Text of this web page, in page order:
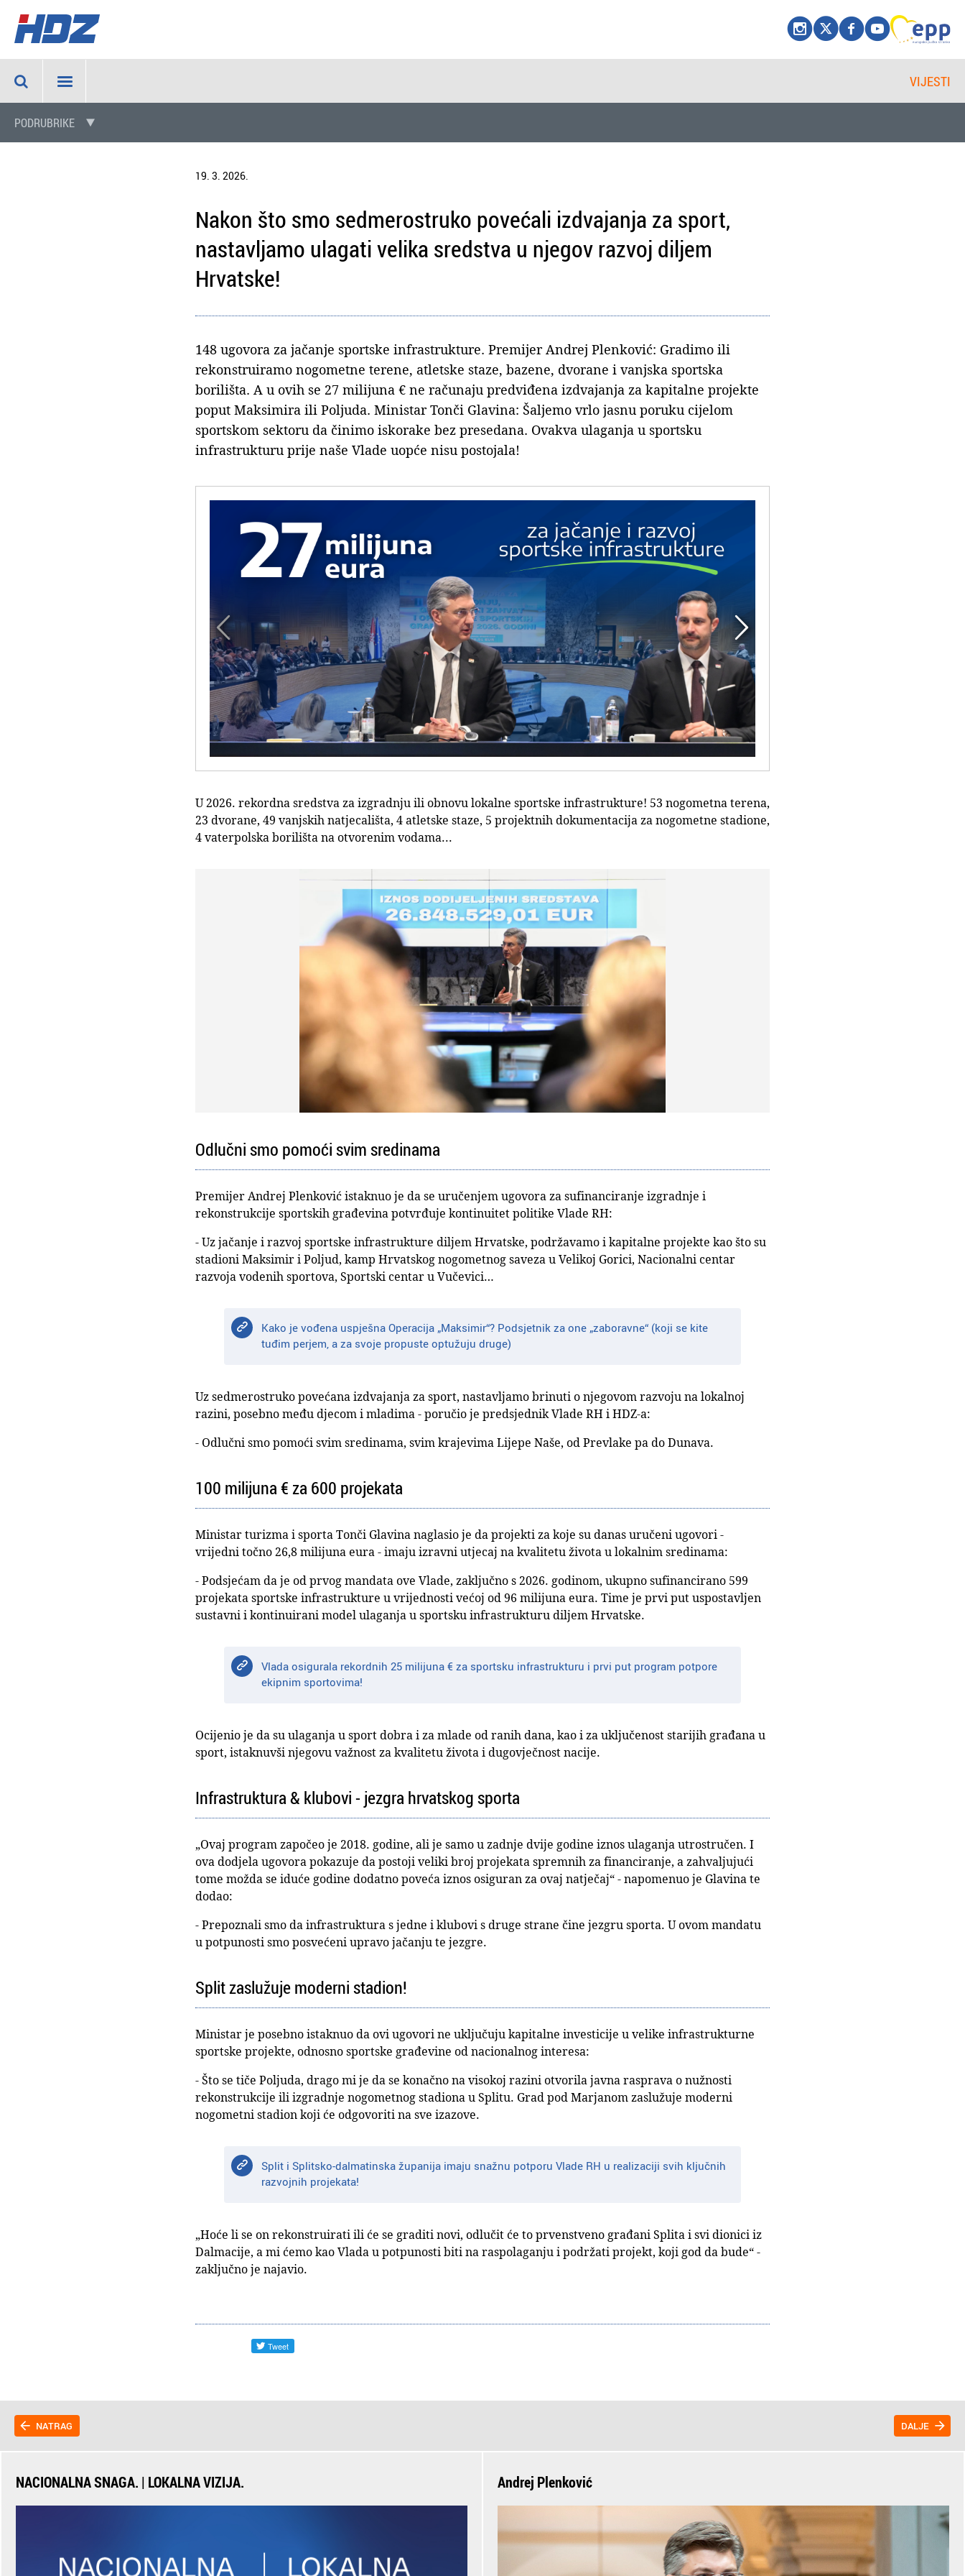
VIJESTI
PODRUBRIKE
19. 3. 2026.
Nakon što smo sedmerostruko povećali izdvajanja za sport,
nastavljamo ulagati velika sredstva u njegov razvoj diljem
Hrvatske!
148 ugovora za jačanje sportske infrastrukture. Premijer Andrej Plenković: Gradimo ili
rekonstruiramo nogometne terene, atletske staze, bazene, dvorane i vanjska sportska
borilišta. A u ovih se 27 milijuna € ne računaju predviđena izdvajanja za kapitalne projekte
poput Maksimira ili Poljuda. Ministar Tonči Glavina: Šaljemo vrlo jasnu poruku cijelom
sportskom sektoru da činimo iskorake bez presedana. Ovakva ulaganja u sportsku
infrastrukturu prije naše Vlade uopće nisu postojala!


U 2026. rekordna sredstva za izgradnju ili obnovu lokalne sportske infrastrukture! 53 nogometna terena,
23 dvorane, 49 vanjskih natjecališta, 4 atletske staze, 5 projektnih dokumentacija za nogometne stadione,
4 vaterpolska borilišta na otvorenim vodama...
Odlučni smo pomoći svim sredinama
Premijer Andrej Plenković istaknuo je da se uručenjem ugovora za sufinanciranje izgradnje i
rekonstrukcije sportskih građevina potvrđuje kontinuitet politike Vlade RH:
- Uz jačanje i razvoj sportske infrastrukture diljem Hrvatske, podržavamo i kapitalne projekte kao što su
stadioni Maksimir i Poljud, kamp Hrvatskog nogometnog saveza u Velikoj Gorici, Nacionalni centar
razvoja vodenih sportova, Sportski centar u Vučevici…
Kako je vođena uspješna Operacija „Maksimir“? Podsjetnik za one „zaboravne“ (koji se kite
tuđim perjem, a za svoje propuste optužuju druge)
Uz sedmerostruko povećana izdvajanja za sport, nastavljamo brinuti o njegovom razvoju na lokalnoj
razini, posebno među djecom i mladima - poručio je predsjednik Vlade RH i HDZ-a:
- Odlučni smo pomoći svim sredinama, svim krajevima Lijepe Naše, od Prevlake pa do Dunava.
100 milijuna € za 600 projekata
Ministar turizma i sporta Tonči Glavina naglasio je da projekti za koje su danas uručeni ugovori -
vrijedni točno 26,8 milijuna eura - imaju izravni utjecaj na kvalitetu života u lokalnim sredinama:
- Podsjećam da je od prvog mandata ove Vlade, zaključno s 2026. godinom, ukupno sufinancirano 599
projekata sportske infrastrukture u vrijednosti većoj od 96 milijuna eura. Time je prvi put uspostavljen
sustavni i kontinuirani model ulaganja u sportsku infrastrukturu diljem Hrvatske.
Vlada osigurala rekordnih 25 milijuna € za sportsku infrastrukturu i prvi put program potpore
ekipnim sportovima!
Ocijenio je da su ulaganja u sport dobra i za mlade od ranih dana, kao i za uključenost starijih građana u
sport, istaknuvši njegovu važnost za kvalitetu života i dugovječnost nacije.
Infrastruktura & klubovi - jezgra hrvatskog sporta
„Ovaj program započeo je 2018. godine, ali je samo u zadnje dvije godine iznos ulaganja utrostručen. I
ova dodjela ugovora pokazuje da postoji veliki broj projekata spremnih za financiranje, a zahvaljujući
tome možda se iduće godine dodatno poveća iznos osiguran za ovaj natječaj“ - napomenuo je Glavina te
dodao:
- Prepoznali smo da infrastruktura s jedne i klubovi s druge strane čine jezgru sporta. U ovom mandatu
u potpunosti smo posvećeni upravo jačanju te jezgre.
Split zaslužuje moderni stadion!
Ministar je posebno istaknuo da ovi ugovori ne uključuju kapitalne investicije u velike infrastrukturne
sportske projekte, odnosno sportske građevine od nacionalnog interesa:
- Što se tiče Poljuda, drago mi je da se konačno na visokoj razini otvorila javna rasprava o nužnosti
rekonstrukcije ili izgradnje nogometnog stadiona u Splitu. Grad pod Marjanom zaslužuje moderni
nogometni stadion koji će odgovoriti na sve izazove.
Split i Splitsko-dalmatinska županija imaju snažnu potporu Vlade RH u realizaciji svih ključnih
razvojnih projekata!
„Hoće li se on rekonstruirati ili će se graditi novi, odlučit će to prvenstveno građani Splita i svi dionici iz
Dalmacije, a mi ćemo kao Vlada u potpunosti biti na raspolaganju i podržati projekt, koji god da bude“ -
zaključno je najavio.
NATRAG DALJE
NACIONALNA SNAGA. | LOKALNA VIZIJA. Andrej Plenković